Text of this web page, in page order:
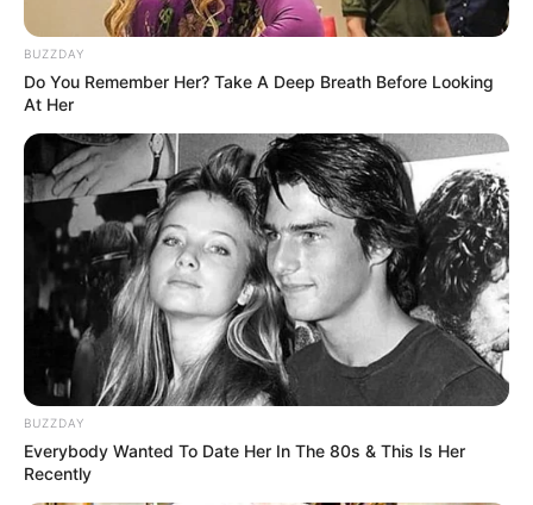
BUZZDAY
Do You Remember Her? Take A Deep Breath Before Looking
At Her
BUZZDAY
Everybody Wanted To Date Her In The 80s & This Is Her
Recently